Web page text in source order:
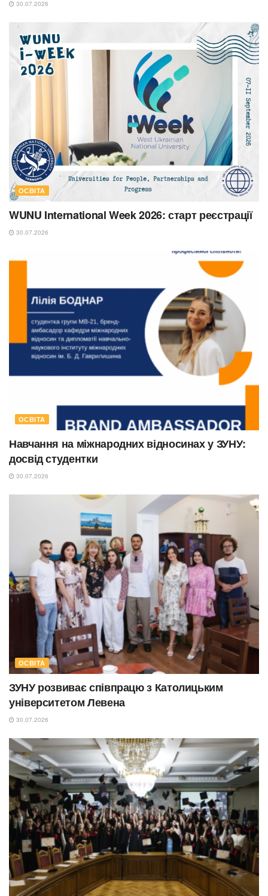
30.07.2026
ОСВІТА
WUNU International Week 2026: старт реєстрації
30.07.2026
ОСВІТА
Навчання на міжнародних відносинах у ЗУНУ:
досвід студентки
30.07.2026
ОСВІТА
ЗУНУ розвиває співпрацю з Католицьким
університетом Левена
30.07.2026